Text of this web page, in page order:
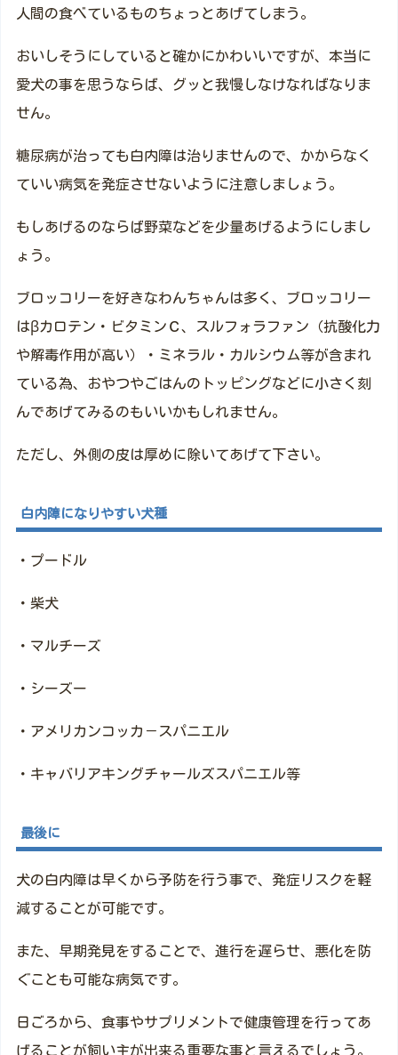
人間の食べているものちょっとあげてしまう。
おいしそうにしていると確かにかわいいですが、本当に
愛犬の事を思うならば、グッと我慢しなけなればなりま
せん。
糖尿病が治っても白内障は治りませんので、かからなく
ていい病気を発症させないように注意しましょう。
もしあげるのならば野菜などを少量あげるようにしまし
ょう。
ブロッコリーを好きなわんちゃんは多く、ブロッコリー
はβカロテン・ビタミンＣ、スルフォラファン（抗酸化力
や解毒作用が高い）・ミネラル・カルシウム等が含まれ
ている為、おやつやごはんのトッピングなどに小さく刻
んであげてみるのもいいかもしれません。
ただし、外側の皮は厚めに除いてあげて下さい。
白内障になりやすい犬種
・プードル
・柴犬
・マルチーズ
・シーズー
・アメリカンコッカ－スパニエル
・キャバリアキングチャールズスパニエル等
最後に
犬の白内障は早くから予防を行う事で、発症リスクを軽
減することが可能です。
また、早期発見をすることで、進行を遅らせ、悪化を防
ぐことも可能な病気です。
日ごろから、食事やサプリメントで健康管理を行ってあ
げることが飼い主が出来る重要な事と言えるでしょう。